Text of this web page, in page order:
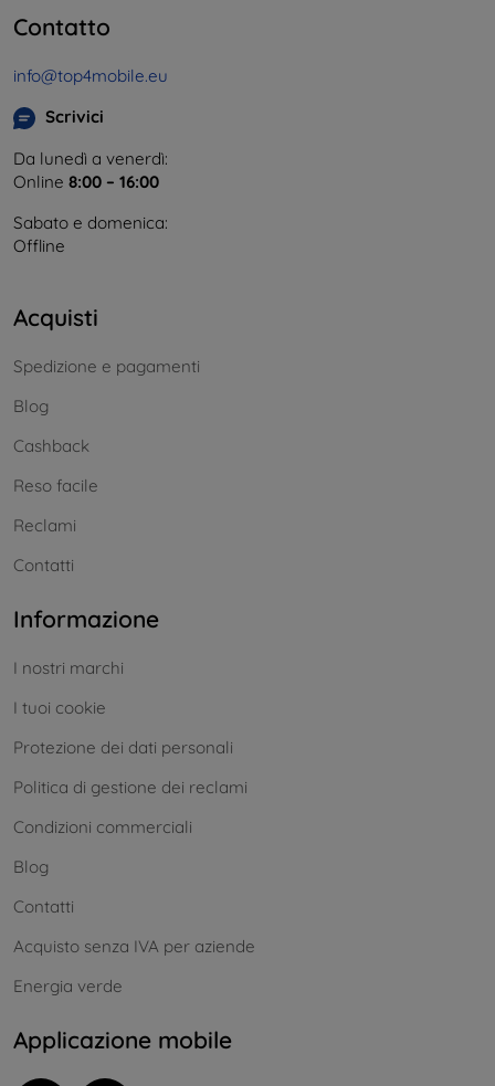
Contatto
info@top4mobile.eu
Scrivici
Da lunedì a venerdì:
Online 8:00 – 16:00
Sabato e domenica:
Offline
Acquisti
Spedizione e pagamenti
Blog
Cashback
Reso facile
Reclami
Contatti
Informazione
I nostri marchi
I tuoi cookie
Protezione dei dati personali
Politica di gestione dei reclami
Condizioni commerciali
Blog
Contatti
Acquisto senza IVA per aziende
Energia verde
Applicazione mobile